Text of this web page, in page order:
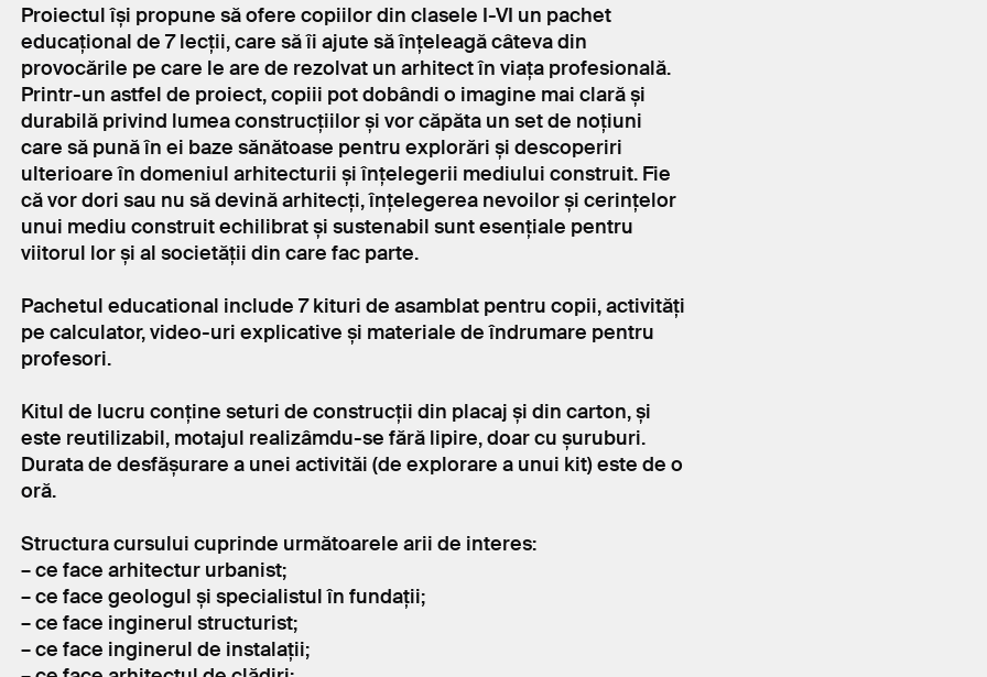
Proiectul își propune să ofere copiilor din clasele I-VI un pachet
educațional de 7 lecții, care să îi ajute să înțeleagă câteva din
provocările pe care le are de rezolvat un arhitect în viața profesională.
Printr-un astfel de proiect, copiii pot dobândi o imagine mai clară și
durabilă privind lumea construcțiilor și vor căpăta un set de noțiuni
care să pună în ei baze sănătoase pentru explorări și descoperiri
ulterioare în domeniul arhitecturii și înțelegerii mediului construit. Fie
că vor dori sau nu să devină arhitecți, înțelegerea nevoilor și cerințelor
unui mediu construit echilibrat și sustenabil sunt esențiale pentru
viitorul lor și al societății din care fac parte.
Pachetul educational include 7 kituri de asamblat pentru copii, activități
pe calculator, video-uri explicative și materiale de îndrumare pentru
profesori.
Kitul de lucru conține seturi de construcții din placaj și din carton, și
este reutilizabil, motajul realizâmdu-se fără lipire, doar cu șuruburi.
Durata de desfășurare a unei activităi (de explorare a unui kit) este de o
oră.
Structura cursului cuprinde următoarele arii de interes:
– ce face arhitectur urbanist;
– ce face geologul și specialistul în fundații;
– ce face inginerul structurist;
– ce face inginerul de instalații;